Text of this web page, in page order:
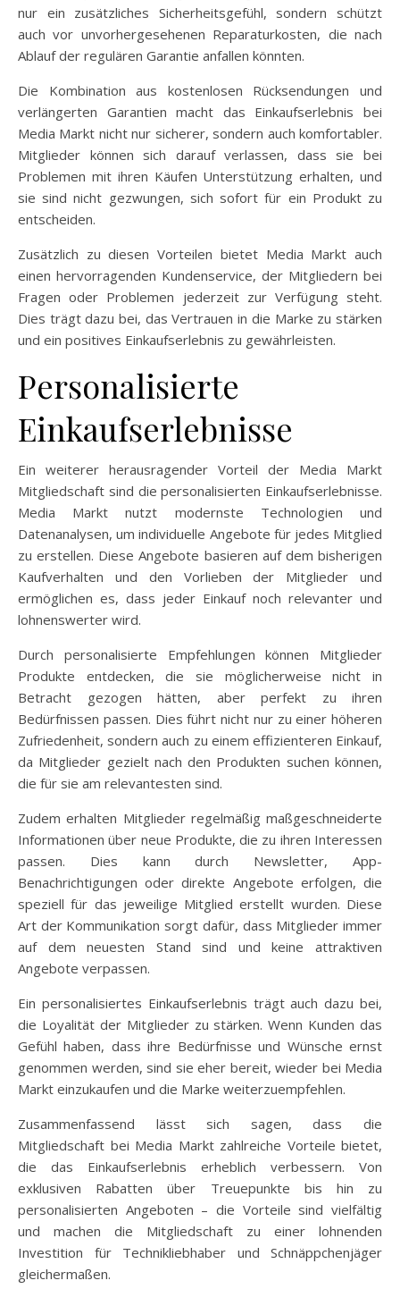
nur ein zusätzliches Sicherheitsgefühl, sondern schützt
auch vor unvorhergesehenen Reparaturkosten, die nach
Ablauf der regulären Garantie anfallen könnten.
Die Kombination aus kostenlosen Rücksendungen und
verlängerten Garantien macht das Einkaufserlebnis bei
Media Markt nicht nur sicherer, sondern auch komfortabler.
Mitglieder können sich darauf verlassen, dass sie bei
Problemen mit ihren Käufen Unterstützung erhalten, und
sie sind nicht gezwungen, sich sofort für ein Produkt zu
entscheiden.
Zusätzlich zu diesen Vorteilen bietet Media Markt auch
einen hervorragenden Kundenservice, der Mitgliedern bei
Fragen oder Problemen jederzeit zur Verfügung steht.
Dies trägt dazu bei, das Vertrauen in die Marke zu stärken
und ein positives Einkaufserlebnis zu gewährleisten.
Personalisierte
Einkaufserlebnisse
Ein weiterer herausragender Vorteil der Media Markt
Mitgliedschaft sind die personalisierten Einkaufserlebnisse.
Media Markt nutzt modernste Technologien und
Datenanalysen, um individuelle Angebote für jedes Mitglied
zu erstellen. Diese Angebote basieren auf dem bisherigen
Kaufverhalten und den Vorlieben der Mitglieder und
ermöglichen es, dass jeder Einkauf noch relevanter und
lohnenswerter wird.
Durch personalisierte Empfehlungen können Mitglieder
Produkte entdecken, die sie möglicherweise nicht in
Betracht gezogen hätten, aber perfekt zu ihren
Bedürfnissen passen. Dies führt nicht nur zu einer höheren
Zufriedenheit, sondern auch zu einem effizienteren Einkauf,
da Mitglieder gezielt nach den Produkten suchen können,
die für sie am relevantesten sind.
Zudem erhalten Mitglieder regelmäßig maßgeschneiderte
Informationen über neue Produkte, die zu ihren Interessen
passen. Dies kann durch Newsletter, App-
Benachrichtigungen oder direkte Angebote erfolgen, die
speziell für das jeweilige Mitglied erstellt wurden. Diese
Art der Kommunikation sorgt dafür, dass Mitglieder immer
auf dem neuesten Stand sind und keine attraktiven
Angebote verpassen.
Ein personalisiertes Einkaufserlebnis trägt auch dazu bei,
die Loyalität der Mitglieder zu stärken. Wenn Kunden das
Gefühl haben, dass ihre Bedürfnisse und Wünsche ernst
genommen werden, sind sie eher bereit, wieder bei Media
Markt einzukaufen und die Marke weiterzuempfehlen.
Zusammenfassend lässt sich sagen, dass die
Mitgliedschaft bei Media Markt zahlreiche Vorteile bietet,
die das Einkaufserlebnis erheblich verbessern. Von
exklusiven Rabatten über Treuepunkte bis hin zu
personalisierten Angeboten – die Vorteile sind vielfältig
und machen die Mitgliedschaft zu einer lohnenden
Investition für Technikliebhaber und Schnäppchenjäger
gleichermaßen.